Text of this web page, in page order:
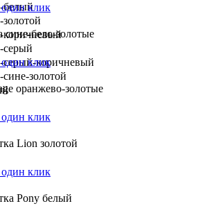
белый
золотой
коричневый
серый
серый-коричневый
сине-золотой
клик
сине-бело-золотые
клик
оранжево-золотые
клик
Lion золотой
клик
Pony белый